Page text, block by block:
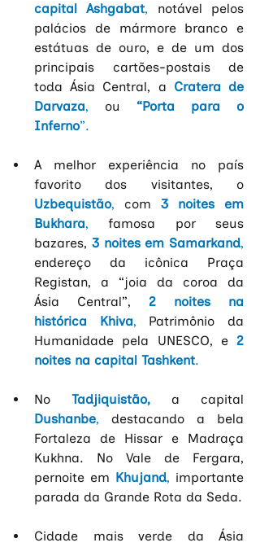
capital Ashgabat, notável pelos
palácios de mármore branco e
estátuas de ouro, e de um dos
principais cartões-postais de
toda Ásia Central, a Cratera de
Darvaza, ou “Porta para o
Inferno”.
A melhor experiência no país
favorito dos visitantes, o
Uzbequistão, com 3 noites em
Bukhara, famosa por seus
bazares, 3 noites em Samarkand
endereço da icônica Praça
Registan, a “joia da coroa da
Ásia Central”,
2 noites na
histórica Khiva, Patrimônio da
Humanidade pela UNESCO, e 2
noites na capital Tashkent.
No Tadjiquistão,
a capital
Dushanbe, destacando a bela
Fortaleza de Hissar e
Madraça
Kukhna. No Vale de Fergara,
pernoite em Khujand, importante
parada da Grande Rota da Seda.
Cidade mais verde da Ásia